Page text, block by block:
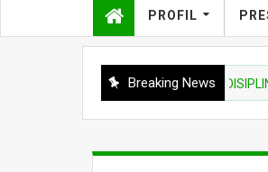
PROFIL
Breaking News
NIAT BELAJAR DAN DISIPLIN